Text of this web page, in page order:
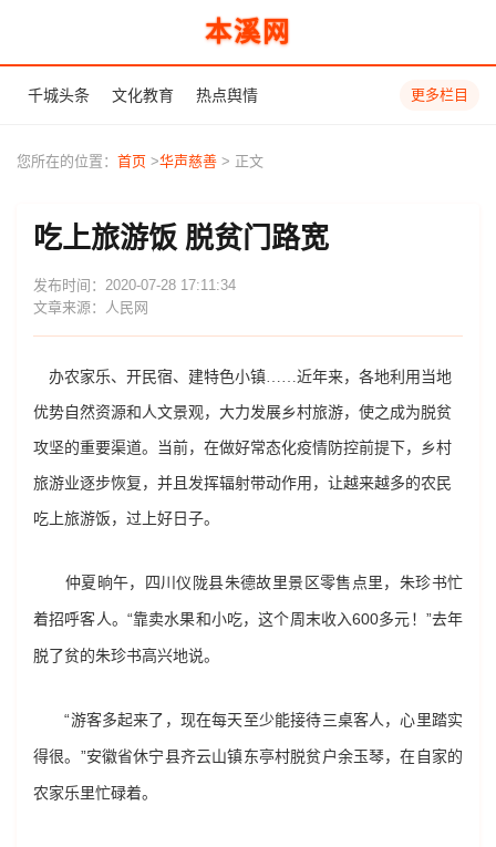
本溪网
千城头条 文化教育 热点舆情 更多栏目
您所在的位置： 首页 >华声慈善 > 正文
吃上旅游饭 脱贫门路宽
发布时间：2020-07-28 17:11:34
文章来源：人民网
办农家乐、开民宿、建特色小镇……近年来，各地利用当地
优势自然资源和人文景观，大力发展乡村旅游，使之成为脱贫
攻坚的重要渠道。当前，在做好常态化疫情防控前提下，乡村
旅游业逐步恢复，并且发挥辐射带动作用，让越来越多的农民
吃上旅游饭，过上好日子。
仲夏晌午，四川仪陇县朱德故里景区零售点里，朱珍书忙
着招呼客人。“靠卖水果和小吃，这个周末收入600多元！”去年
脱了贫的朱珍书高兴地说。
“游客多起来了，现在每天至少能接待三桌客人，心里踏实
得很。”安徽省休宁县齐云山镇东亭村脱贫户余玉琴，在自家的
农家乐里忙碌着。